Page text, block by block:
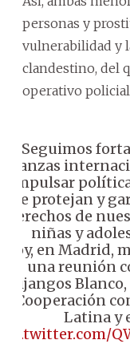
personas y
vulnerabilidad y
clandestino, del
operativo
Seguimos
alianzas
impulsar
que protejan y
derechos de
niñas y
Hoy, en Madrid,
una reunión
Mijangos
Cooperación
Latina y